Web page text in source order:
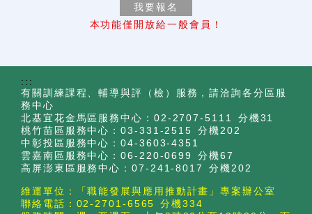
本功能僅開放給一般會員！
:::
有關訓練課程、輔導與評（檢）服務，請洽詢各分區服
務中心
北基宜花金馬區服務中心：02-2707-5111 分機31
桃竹苗區服務中心：03-331-2515 分機202
中彰投區服務中心：04-3603-4351
雲嘉南區服務中心：06-220-0699 分機67
高屏澎東區服務中心：07-241-8017 分機202
維運單位：「職能發展與應用推動計畫」專案辦公室
聯絡電話：02-2701-6565 分機334